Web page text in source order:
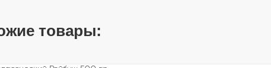
товары: